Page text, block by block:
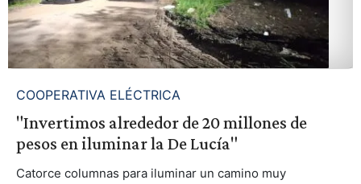
COOPERATIVA ELÉCTRICA
"Invertimos alrededor de 20 millones de
pesos en iluminar la De Lucía"
Catorce columnas para iluminar un camino muy